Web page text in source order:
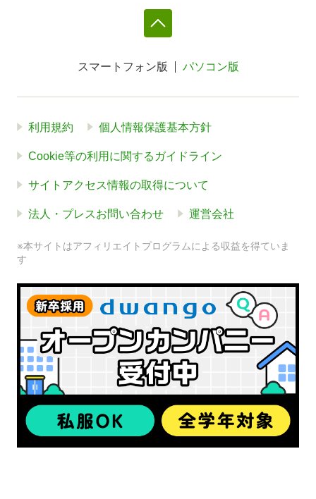
スマートフォン版 パソコン版
利用規約 個人情報保護基本方針
Cookie等の利用に関するガイドライン
サイトアクセス情報の取得について
法人・プレスお問い合わせ 運営会社
※本サイトはアフィリエイトプログラムによる収益を得ていま
す